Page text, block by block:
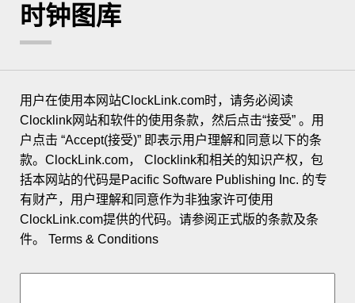
最新
24小时显示
动画
计时
数字
客戶定制
世界时钟
活动倒计时
时钟图库
用户在使用本网站ClockLink.com时，请务必阅读
Clocklink网站和软件的使用条款，然后点击“接受” 。用
户点击 “Accept(接受)” 即表示用户理解和同意以下的条
款。ClockLink.com， Clocklink和相关的知识产权，包
括本网站的代码是Pacific Software Publishing Inc. 的专
有财产，用户理解和同意作为非独家许可使用
ClockLink.com提供的代码。请参阅正式版的条款及条
件。 Terms & Conditions